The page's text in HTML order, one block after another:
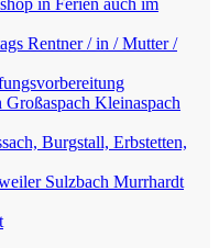
in Ferien auch im
Rentner / in / Mutter /
Kleinaspach
Burgstall, Erbstetten,
Sulzbach Murrhardt